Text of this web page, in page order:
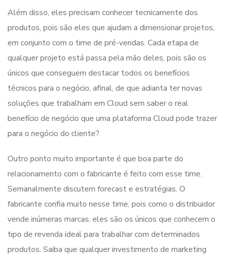
Além disso, eles precisam conhecer tecnicamente dos
produtos, pois são eles que ajudam a dimensionar projetos,
em conjunto com o time de pré-vendas. Cada etapa de
qualquer projeto está passa pela mão deles, pois são os
únicos que conseguem destacar todos os benefícios
técnicos para o negócio, afinal, de que adianta ter novas
soluções que trabalham em Cloud sem saber o real
benefício de negócio que uma plataforma Cloud pode trazer
para o negócio do cliente?
Outro ponto muito importante é que boa parte do
relacionamento com o fabricante é feito com esse time.
Semanalmente discutem forecast e estratégias. O
fabricante confia muito nesse time, pois como o distribuidor
vende inúmeras marcas, eles são os únicos que conhecem o
tipo de revenda ideal para trabalhar com determinados
produtos. Saiba que qualquer investimento de marketing